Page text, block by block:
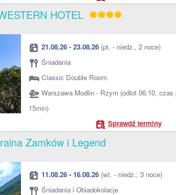
HOTEL
21.08.26 - 23.08.26 (pt. - niedz., 2 noce)
Śniadania
Classic Double Room
Warszawa Modlin - Rzym (odlot 06:10, czas
15min)
Sprawdź terminy
Zamków i Legend
11.08.26 - 16.08.26 (wt. - niedz., 3 noce)
Śniadania i Obiadokolacje